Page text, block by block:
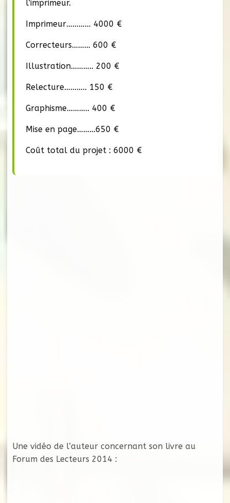
l’imprimeur.
Imprimeur………… 4000 €
Correcteurs……… 600 €
Illustration……….. 200 €
Relecture……….. 150 €
Graphisme……….. 400 €
Mise en page………650 €
Coût total du projet : 6000 €
Une vidéo de l’auteur concernant son livre au
Forum des Lecteurs 2014 :